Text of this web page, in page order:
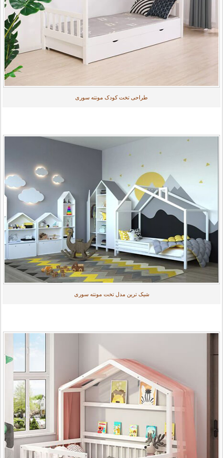
طراحی تخت کودک مونته سوری
شیک ترین مدل تخت مونته سوری